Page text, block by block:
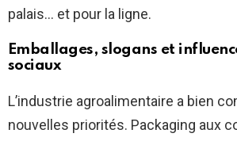
palais… et pour la ligne.
Emballages, slogans et
sociaux
L’industrie agroalimentaire a bien
nouvelles priorités. Packaging aux